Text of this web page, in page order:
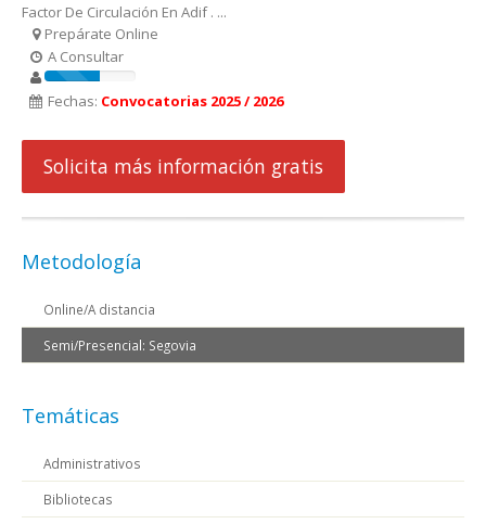
Factor De Circulación En Adif . ...
Prepárate Online
A Consultar
Fechas: Convocatorias 2025 / 2026
Solicita más información gratis
Metodología
Online/A distancia
Semi/Presencial: Segovia
Temáticas
Administrativos
Bibliotecas